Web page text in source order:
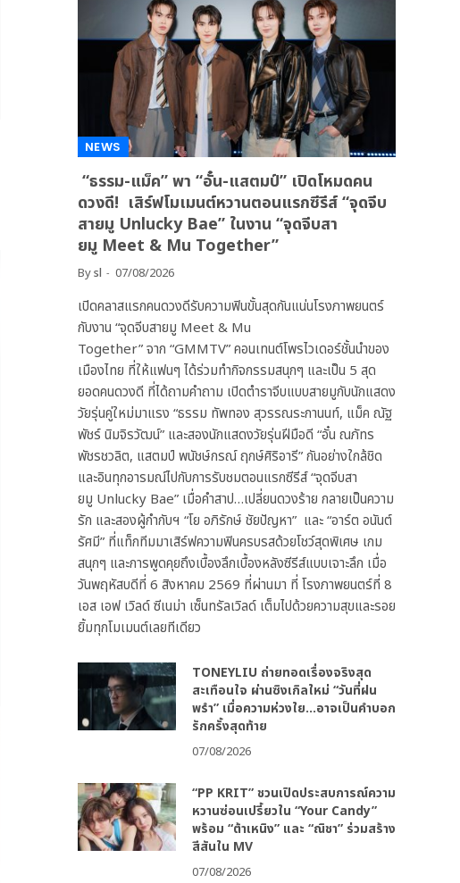
NEWS
“ธรรม-แม็ค” พา “อั๋น-แสตมป์” เปิดโหมดคน
ดวงดี! เสิร์ฟโมเมนต์หวานตอนแรกซีรีส์ “จุดจีบ
สายมู Unlucky Bae” ในงาน “จุดจีบสา
ยมู Meet & Mu Together”
Bysl 07/08/2026
เปิดคลาสแรกคนดวงดีรับความฟินขั้นสุดกันแน่นโรงภาพยนตร์
กับงาน “จุดจีบสายมู Meet & Mu
Together” จาก “GMMTV” คอนเทนต์โพรไวเดอร์ชั้นนำของ
เมืองไทย ที่ให้แฟนๆ ได้ร่วมทำกิจกรรมสนุกๆ และเป็น 5 สุด
ยอดคนดวงดี ที่ได้ถามคำถาม เปิดตำราจีบแบบสายมูกับนักแสดง
วัยรุ่นคู่ใหม่มาแรง “ธรรม ทัพทอง สุวรรณระกานนท์, แม็ค ณัฐ
พัชร์ นิมจิรวัฒน์” และสองนักแสดงวัยรุ่นฝีมือดี “อั๋น ณภัทร
พัชรชวลิต, แสตมป์ พนัชษ์กรณ์ ฤกษ์ศิริอารี” กันอย่างใกล้ชิด
และอินทุกอารมณ์ไปกับการรับชมตอนแรกซีรีส์ “จุดจีบสา
ยมู Unlucky Bae” เมื่อคำสาป…เปลี่ยนดวงร้าย กลายเป็นความ
รัก และสองผู้กำกับฯ “โย อภิรักษ์ ชัยปัญหา” และ “อาร์ต อนันต์
รัศมี” ที่แท็กทีมมาเสิร์ฟความฟินครบรสด้วยโชว์สุดพิเศษ เกม
สนุกๆ และการพูดคุยถึงเบื้องลึกเบื้องหลังซีรีส์แบบเจาะลึก เมื่อ
วันพฤหัสบดีที่ 6 สิงหาคม 2569 ที่ผ่านมา ที่ โรงภาพยนตร์ที่ 8
เอส เอฟ เวิลด์ ซีเนม่า เซ็นทรัลเวิลด์ เต็มไปด้วยความสุขและรอย
ยิ้มทุกโมเมนต์เลยทีเดียว
TONEYLIU ถ่ายทอดเรื่องจริงสุด
สะเทือนใจ ผ่านซิงเกิลใหม่ “วันที่ฝน
พรำ” เมื่อความห่วงใย…อาจเป็นคำบอก
รักครั้งสุดท้าย
07/08/2026
“PP KRIT” ชวนเปิดประสบการณ์ความ
หวานซ่อนเปรี้ยวใน “Your Candy”
พร้อม “ต้าเหนิง” และ “ณิชา” ร่วมสร้าง
สีสันใน MV
07/08/2026